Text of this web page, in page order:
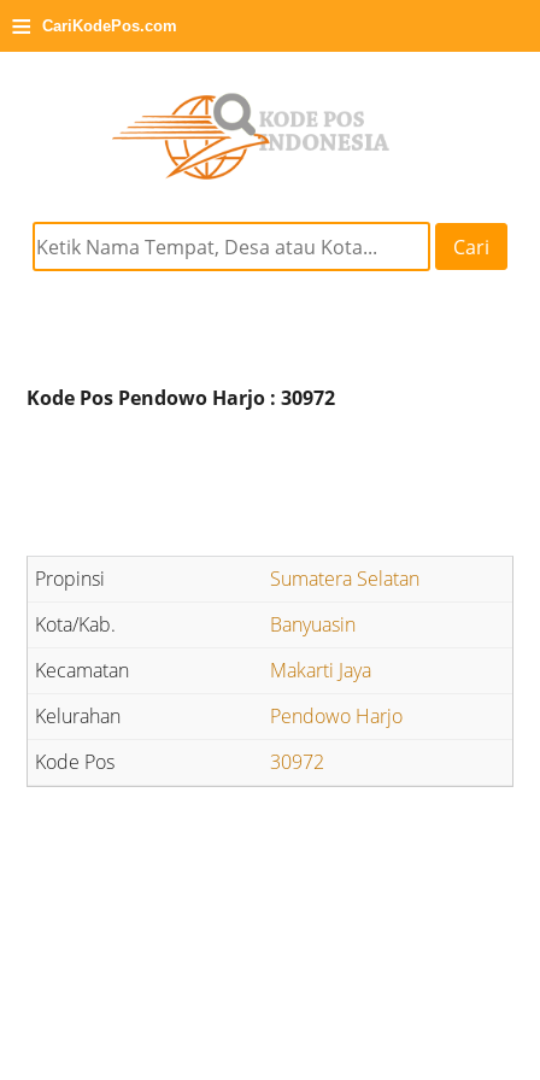
≡ CariKodePos.com
Cari
Kode Pos Pendowo Harjo : 30972
Sumatera Selatan
Banyuasin
Makarti Jaya
Pendowo Harjo
30972